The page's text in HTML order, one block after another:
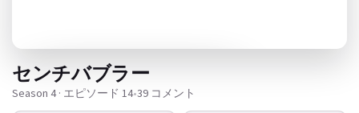
センチバブラー
Season 4 · エピソード 14•39 コメント